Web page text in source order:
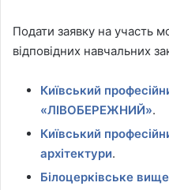
Подати заявку на участь
відповідних навчальних
Київський
«ЛІВОБЕРЕЖНИЙ».
Київський
архітектури.
Білоцерківське